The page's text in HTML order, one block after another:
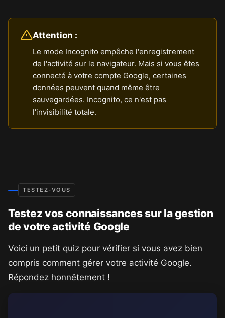
Attention :
Le mode Incognito empêche l'enregistrement
de l'activité sur le navigateur. Mais si vous êtes
connecté à votre compte Google, certaines
données peuvent quand même être
sauvegardées. Incognito, ce n'est pas
l'invisibilité totale.
TESTEZ-VOUS
Testez vos connaissances sur la gestion
de votre activité Google
Voici un petit quiz pour vérifier si vous avez bien
compris comment gérer votre activité Google.
Répondez honnêtement !